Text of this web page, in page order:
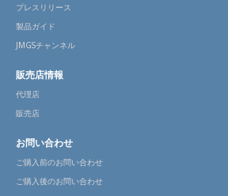
プレスリリース
製品ガイド
JMGSチャンネル
販売店情報
代理店
販売店
お問い合わせ
ご購入前のお問い合わせ
ご購入後のお問い合わせ